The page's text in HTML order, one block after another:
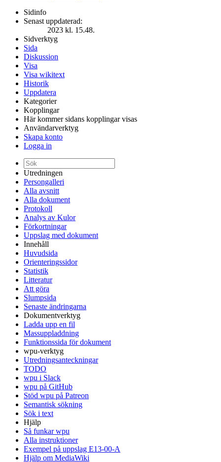
Sidinfo
Senast uppdaterad:
2023 kl. 15.48.
Sidverktyg
Sida
Diskussion
Visa
Visa wikitext
Historik
Uppdatera
Kategorier
Kopplingar
Här kommer sidans kopplingar visas
Användarverktyg
Skapa konto
Logga in
Utredningen
Persongalleri
Alla avsnitt
Alla dokument
Protokoll
Analys av Kulor
Förkortningar
Uppslag med dokument
Innehåll
Huvudsida
Orienteringssidor
Statistik
Litteratur
Att göra
Slumpsida
Senaste ändringarna
Dokumentverktyg
Ladda upp en fil
Massuppladdning
Funktionssida för dokument
wpu-verktyg
Utredningsanteckningar
TODO
wpu i Slack
wpu på GitHub
Stöd wpu på Patreon
Semantisk sökning
Sök i text
Hjälp
Så funkar wpu
Alla instruktioner
Exempel på uppslag E13-00-A
Hjälp om MediaWiki